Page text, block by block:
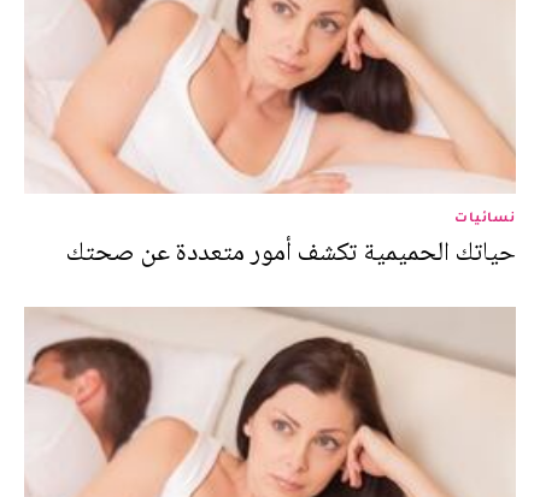
نسائيات
حياتك الحميمية تكشف أمور متعددة عن صحتك